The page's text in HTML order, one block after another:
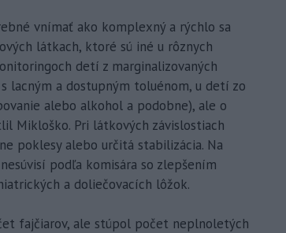
vnímať ako komplexný a rýchlo sa
látkach, ktoré sú iné u rôznych
detí z marginalizovaných
lacným a dostupným toluénom, u detí zo
alebo alkohol a podobne), ale o
Mikloško. Pri látkových závislostiach
poklesy alebo určitá stabilizácia. Na
podľa komisára so zlepšením
a doliečovacích lôžok.
fajčiarov, ale stúpol počet neplnoletých